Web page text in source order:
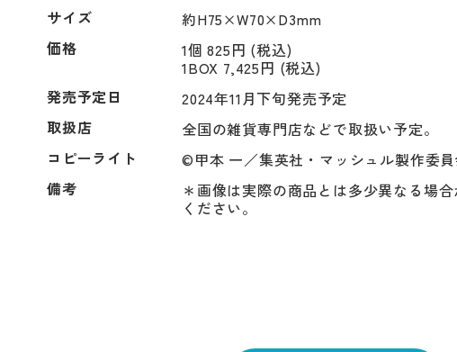
サイズ
約H75×W70×D3mm
価格
1個 825円 (税込)
1BOX 7,425円 (税込)
発売予定日
2024年11月下旬発売予定
取扱店
全国の雑貨専門店などで取扱い予定。
コピーライト
©甲本 一／集英社・マッシュル製作委
備考
＊画像は実際の商品とは多少異なる場
ください。